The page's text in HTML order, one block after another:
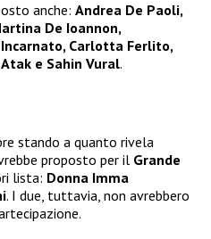
anche: Andrea De Paoli,
De Ioannon,
Carlotta Ferlito,
e Sahin Vural.
stando a quanto rivela
proposto per il Grande
lista: Donna Imma
. I due, tuttavia, non avrebbero